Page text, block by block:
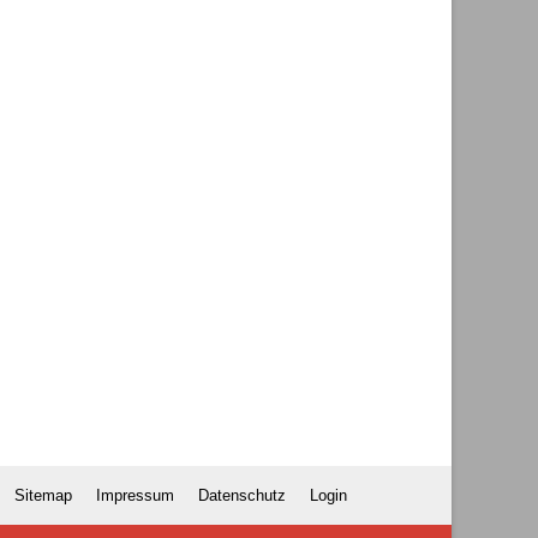
Sitemap Impressum Datenschutz Login